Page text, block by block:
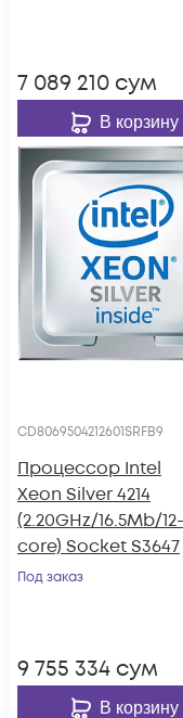
7 089 210 сум
В корзину
CD8069504212601SRFB9
Процессор Intel
Xeon Silver 4214
(2.20GHz/16.5Mb/12-
core) Socket S3647
Под заказ
9 755 334 сум
В корзину